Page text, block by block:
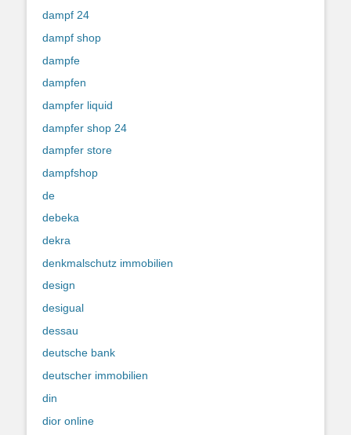
dampf 24
dampf shop
dampfe
dampfen
dampfer liquid
dampfer shop 24
dampfer store
dampfshop
de
debeka
dekra
denkmalschutz immobilien
design
desigual
dessau
deutsche bank
deutscher immobilien
din
dior online